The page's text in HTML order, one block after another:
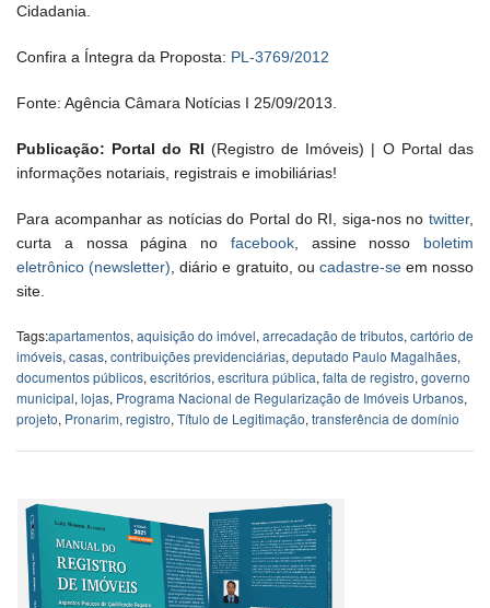
Cidadania.
Confira a Íntegra da Proposta: PL-3769/2012
Fonte: Agência Câmara Notícias I 25/09/2013.
Publicação: Portal do RI (Registro de Imóveis) | O Portal das
informações notariais, registrais e imobiliárias!
Para acompanhar as notícias do Portal do RI, siga-nos no twitter,
curta a nossa página no facebook, assine nosso boletim
eletrônico (newsletter) , diário e gratuito, ou cadastre-seem nosso
site.
Tags:apartamentos, aquisição do imóvel, arrecadação de tributos, cartório de
imóveis, casas, contribuições previdenciárias, deputado Paulo Magalhães,
documentos públicos, escritórios, escritura pública, falta de registro, governo
municipal, lojas, Programa Nacional de Regularização de Imóveis Urbanos,
projeto, Pronarim, registro, Título de Legitimação, transferência de domínio